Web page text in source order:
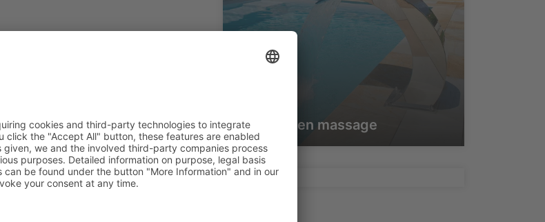
Wellness en massage
Doseersystemen